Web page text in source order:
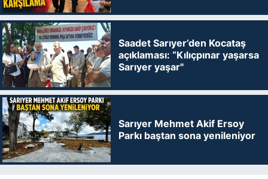
Saadet Sarıyer’den Kocataş
açıklaması: “Kılıçpınar yaşarsa
Sarıyer yaşar"
Sarıyer Mehmet Akif Ersoy
Parkı baştan sona yenileniyor